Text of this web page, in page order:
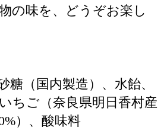
の味を、どうぞお楽し
（国内製造）、水飴、
ちご（奈良県明日香村産
）、酸味料